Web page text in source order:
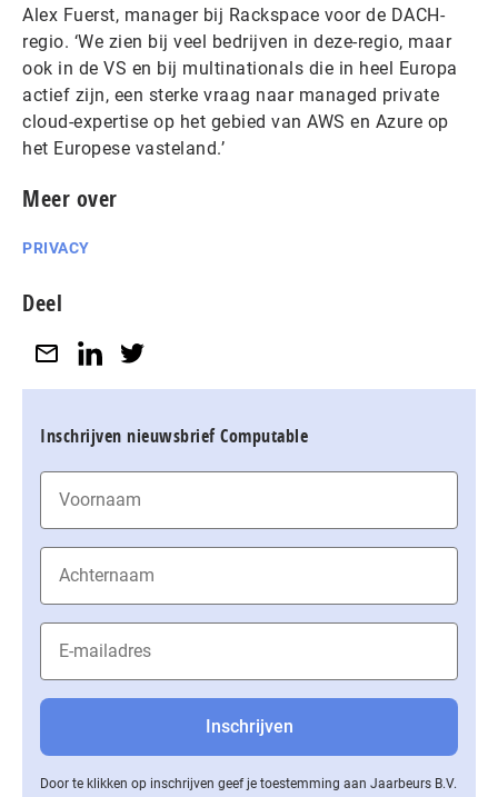
Alex Fuerst, manager bij Rackspace voor de DACH-
regio. ‘We zien bij veel bedrijven in deze-regio, maar
ook in de VS en bij multinationals die in heel Europa
actief zijn, een sterke vraag naar managed private
cloud-expertise op het gebied van AWS en Azure op
het Europese vasteland.’
Meer over
PRIVACY
Deel
Inschrijven nieuwsbrief Computable
Door te klikken op inschrijven geef je toestemming aan Jaarbeurs B.V.